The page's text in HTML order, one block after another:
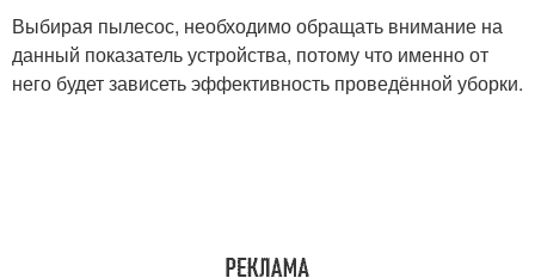
Выбирая пылесос, необходимо обращать внимание на
данный показатель устройства, потому что именно от
него будет зависеть эффективность проведённой уборки.